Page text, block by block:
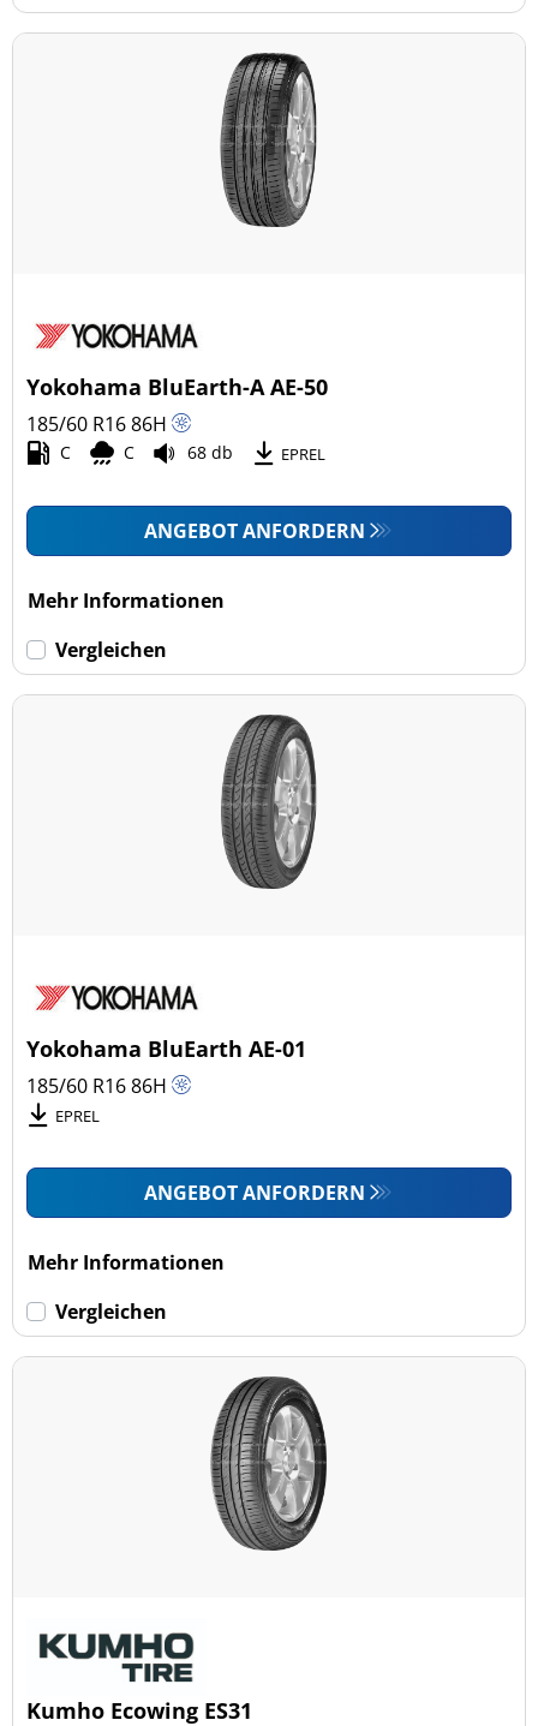
Yokohama BluEarth-A AE-50
185/60 R1686H
C C 68 db EPREL
ANGEBOT ANFORDERN
Mehr Informationen
Vergleichen
Yokohama BluEarth AE-01
185/60 R1686H
EPREL
ANGEBOT ANFORDERN
Mehr Informationen
Vergleichen
Kumho Ecowing ES31